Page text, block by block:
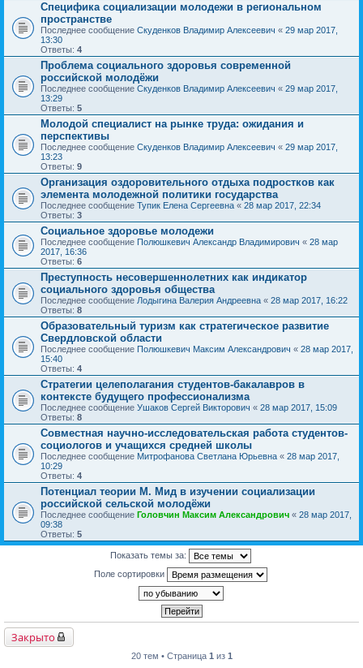
Специфика социализации молодежи в региональном
пространстве
Последнее сообщение Скуденков Владимир Алексеевич « 29 мар 2017,
13:30
Ответы: 4
Проблема социального здоровья современной
российской молодёжи
Последнее сообщение Скуденков Владимир Алексеевич « 29 мар 2017,
13:29
Ответы: 5
Молодой специалист на рынке труда: ожидания и
перспективы
Последнее сообщение Скуденков Владимир Алексеевич « 29 мар 2017,
13:23
Ответы: 9
Организация оздоровительного отдыха подростков как
элемента молодежной политики государства
Последнее сообщение Тупик Елена Сергеевна « 28 мар 2017, 22:34
Ответы: 3
Социальное здоровье молодежи
Последнее сообщение Полюшкевич Александр Владимирович « 28 мар
2017, 16:36
Ответы: 6
Преступность несовершеннолетних как индикатор
социального здоровья общества
Последнее сообщение Лодыгина Валерия Андреевна « 28 мар 2017, 16:22
Ответы: 8
Образовательный туризм как стратегическое развитие
Свердловской области
Последнее сообщение Полюшкевич Максим Александрович « 28 мар 2017,
15:40
Ответы: 4
Стратегии целеполагания студентов-бакалавров в
контексте будущего профессионализма
Последнее сообщение Ушаков Сергей Викторович « 28 мар 2017, 15:09
Ответы: 8
Совместная научно-исследовательская работа студентов-
социологов и учащихся средней школы
Последнее сообщение Митрофанова Светлана Юрьевна « 28 мар 2017,
10:29
Ответы: 4
Потенциал теории М. Мид в изучении социализации
российской сельской молодёжи
Последнее сообщение Головчин Максим Александрович « 28 мар 2017,
09:38
Ответы: 5
Показать темы за:
Поле сортировки
Закрыто
20 тем • Страница 1 из 1